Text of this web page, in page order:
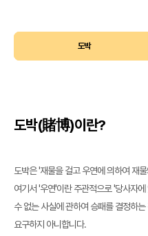
도박
도박(賭博)이란?
도박은 '재물을 걸고 우연에 의하여 재
여기서 '우연'이란 주관적으로 '당사자
수 없는 사실에 관하여 승패를 결정하
요구하지 아니합니다.